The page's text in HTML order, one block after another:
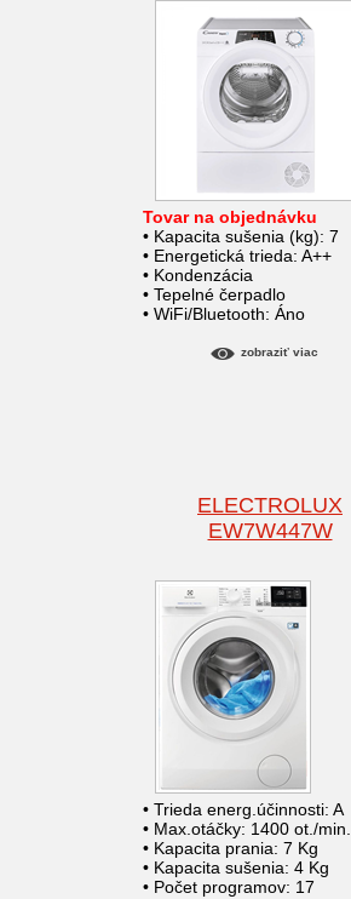
Tovar na objednávku
• Kapacita sušenia (kg): 7
• Energetická trieda: A++
• Kondenzácia
• Tepelné čerpadlo
• WiFi/Bluetooth: Áno
zobraziť viac
ELECTROLUX
EW7W447W
• Trieda energ.účinnosti: A
• Max.otáčky: 1400 ot./min.
• Kapacita prania: 7 Kg
• Kapacita sušenia: 4 Kg
• Počet programov: 17